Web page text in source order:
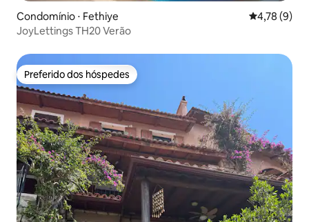
Condomínio ⋅ Fethiye 4,78 de
4,78 (9)
JoyLettings TH20 Verão
Preferido dos hóspedes
Preferido dos hóspedes